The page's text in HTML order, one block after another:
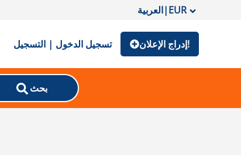
العربية|EUR
تسجيل الدخول | التسجيل إدراج الإعلان!
بحث